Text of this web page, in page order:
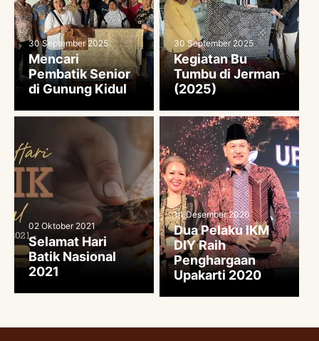
30 September 2025
Mencari
Pembatik Senior
di Gunung Kidul
30 September 2025
Kegiatan Bu
Tumbu di Jerman
(2025)
02 Oktober 2021
Selamat Hari
Batik Nasional
2021
14 Desember 2020
Dua Pelaku IKM
DIY Raih
Penghargaan
Upakarti 2020